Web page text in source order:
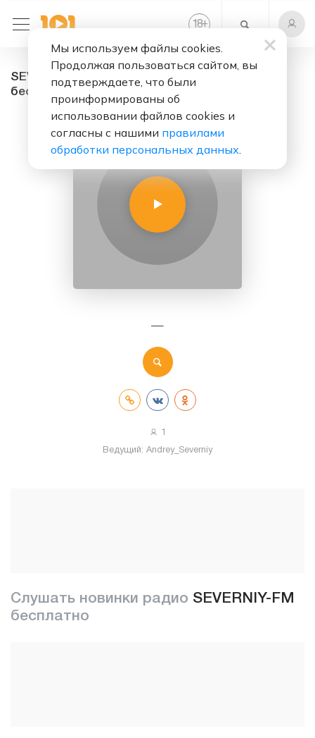
18+
SEVERNIY-FM - радио онлайн. Слушать
бесплатно
—
1
Ведущий: Andrey_Severniy
Слушать новинки радио SEVERNIY-FM
бесплатно
Мы используем файлы cookies.
Продолжая пользоваться сайтом, вы
подтверждаете, что были
проинформированы об
использовании файлов cookies и
согласны с нашими правилами
обработки персональных данных.